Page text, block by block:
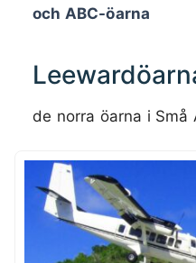
och ABC-öarna
de norra öarna i Små